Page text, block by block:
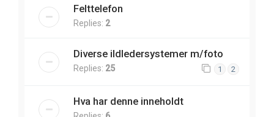
Felttelefon
Replies: 2
Diverse ildledersystemer m/foto
Replies: 25 1 2
Hva har denne inneholdt